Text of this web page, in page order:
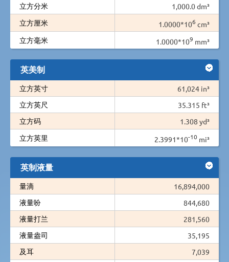
立方分米
1,000.0 dm³
立方厘米
1.0000*106 cm³
立方毫米
1.0000*109 mm³
英美制
立方英寸
61,024 in³
立方英尺
35.315 ft³
立方码
1.308 yd³
立方英里
2.3991*10-10 mi³
英制液量
量滴
16,894,000
液量吩
844,680
液量打兰
281,560
液量盎司
35,195
及耳
7,039